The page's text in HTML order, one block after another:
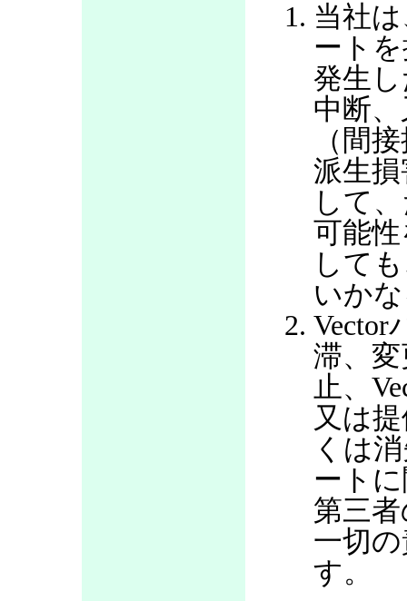
当社
ート
発生
中断
（間
派生
して
可能
して
いか
Vector
滞、
止、
又は
くは
ート
第三
一切
す。